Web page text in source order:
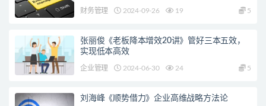
财务管理 2024-09-26 19 5
张丽俊《老板降本增效20讲》管好三本五效，
实现低本高效
企业管理 2024-06-30 24 5
刘海峰《顺势借力》企业高维战略方法论